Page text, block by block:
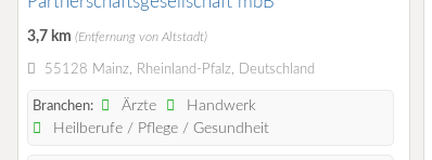
3,7 km (Entfernung von Altstadt)
55128 Mainz, Rheinland-Pfalz, Deutschland
Branchen: Ärzte
Handwerk
Heilberufe / Pflege / Gesundheit